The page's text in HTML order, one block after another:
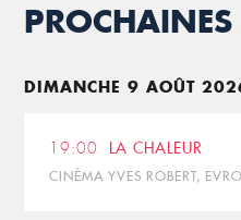
PROCHAINES
DIMANCHE 9 AOÛT
19:00 LA CHALEUR
CINÉMA YVES ROBERT,